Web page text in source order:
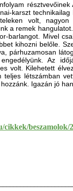
karszt
volt,
a remek
barlangot. Mivel
kihozni belőle.
párhuzamosan
Az
volt. Kilehetett
teljes létszámban
Igazán jó
beszamolok/